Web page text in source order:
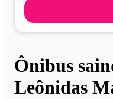
Ônibus
Leônidas